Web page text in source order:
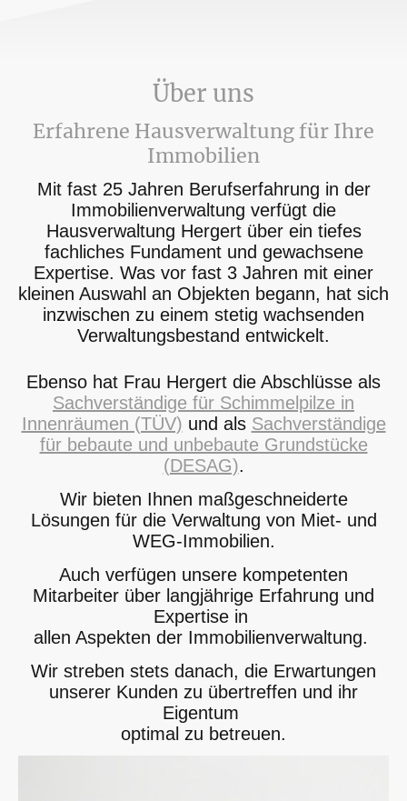
Über uns
Erfahrene Hausverwaltung für Ihre
Immobilien
Mit fast 25 Jahren Berufserfahrung in der
Immobilienverwaltung verfügt die
Hausverwaltung Hergert über ein tiefes
fachliches Fundament und gewachsene
Expertise. Was vor fast 3 Jahren mit einer
kleinen Auswahl an Objekten begann, hat sich
inzwischen zu einem stetig wachsenden
Verwaltungsbestand entwickelt.
Ebenso hat Frau Hergert die Abschlüsse als
Sachverständige für Schimmelpilze in
Innenräumen (TÜV) und als Sachverständige
für bebaute und unbebaute Grundstücke
(DESAG).
Wir bieten Ihnen maßgeschneiderte
Lösungen für die Verwaltung von Miet- und
WEG-Immobilien.
Auch verfügen unsere kompetenten
Mitarbeiter über langjährige Erfahrung und
Expertise in
allen Aspekten der Immobilienverwaltung.
Wir streben stets danach, die Erwartungen
unserer Kunden zu übertreffen und ihr
Eigentum
optimal zu betreuen.